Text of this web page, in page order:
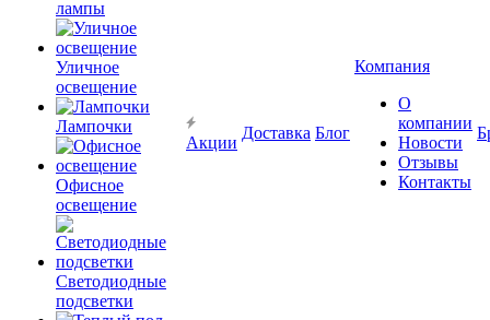
лампы
Уличное
освещение
Лампочки
Офисное
освещение
Светодиодные
подсветки
Акции
Доставка Блог
Компания
О
компании
Новости
Отзывы
Контакты